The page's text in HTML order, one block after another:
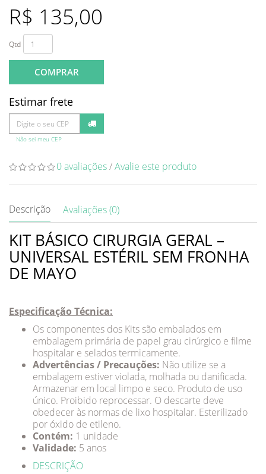
R$ 135,00
Qtd
COMPRAR
Estimar frete
Não sei meu CEP
0 avaliações/Avalie este produto
Descrição Avaliações (0)
KIT BÁSICO CIRURGIA GERAL –
UNIVERSAL ESTÉRIL SEM FRONHA
DE MAYO
Especificação Técnica:
Os componentes dos Kits são embalados em
embalagem primária de papel grau cirúrgico e filme
hospitalar e selados termicamente.
Advertências / Precauções: Não utilize se a
embalagem estiver violada, molhada ou danificada.
Armazenar em local limpo e seco. Produto de uso
único. Proibido reprocessar. O descarte deve
obedecer às normas de lixo hospitalar. Esterilizado
por óxido de etileno.
Contém: 1 unidade
Validade: 5 anos
DESCRIÇÃO